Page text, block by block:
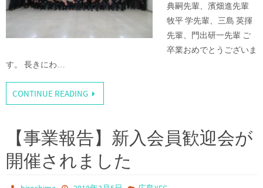
典嗣先輩、濱畑進先輩
牧平 学先輩、三島 英揮
先輩、門出研一先輩 ご
卒業おめでとうございま
す。 長きにわ…
CONTINUE READING
【事業報告】新入会員歓迎会が
開催されました